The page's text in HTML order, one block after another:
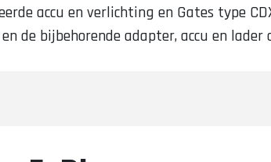
accu en verlichting en Gates type
de bijbehorende adapter, accu en lader